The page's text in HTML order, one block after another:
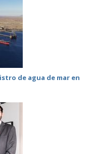
de agua de mar en